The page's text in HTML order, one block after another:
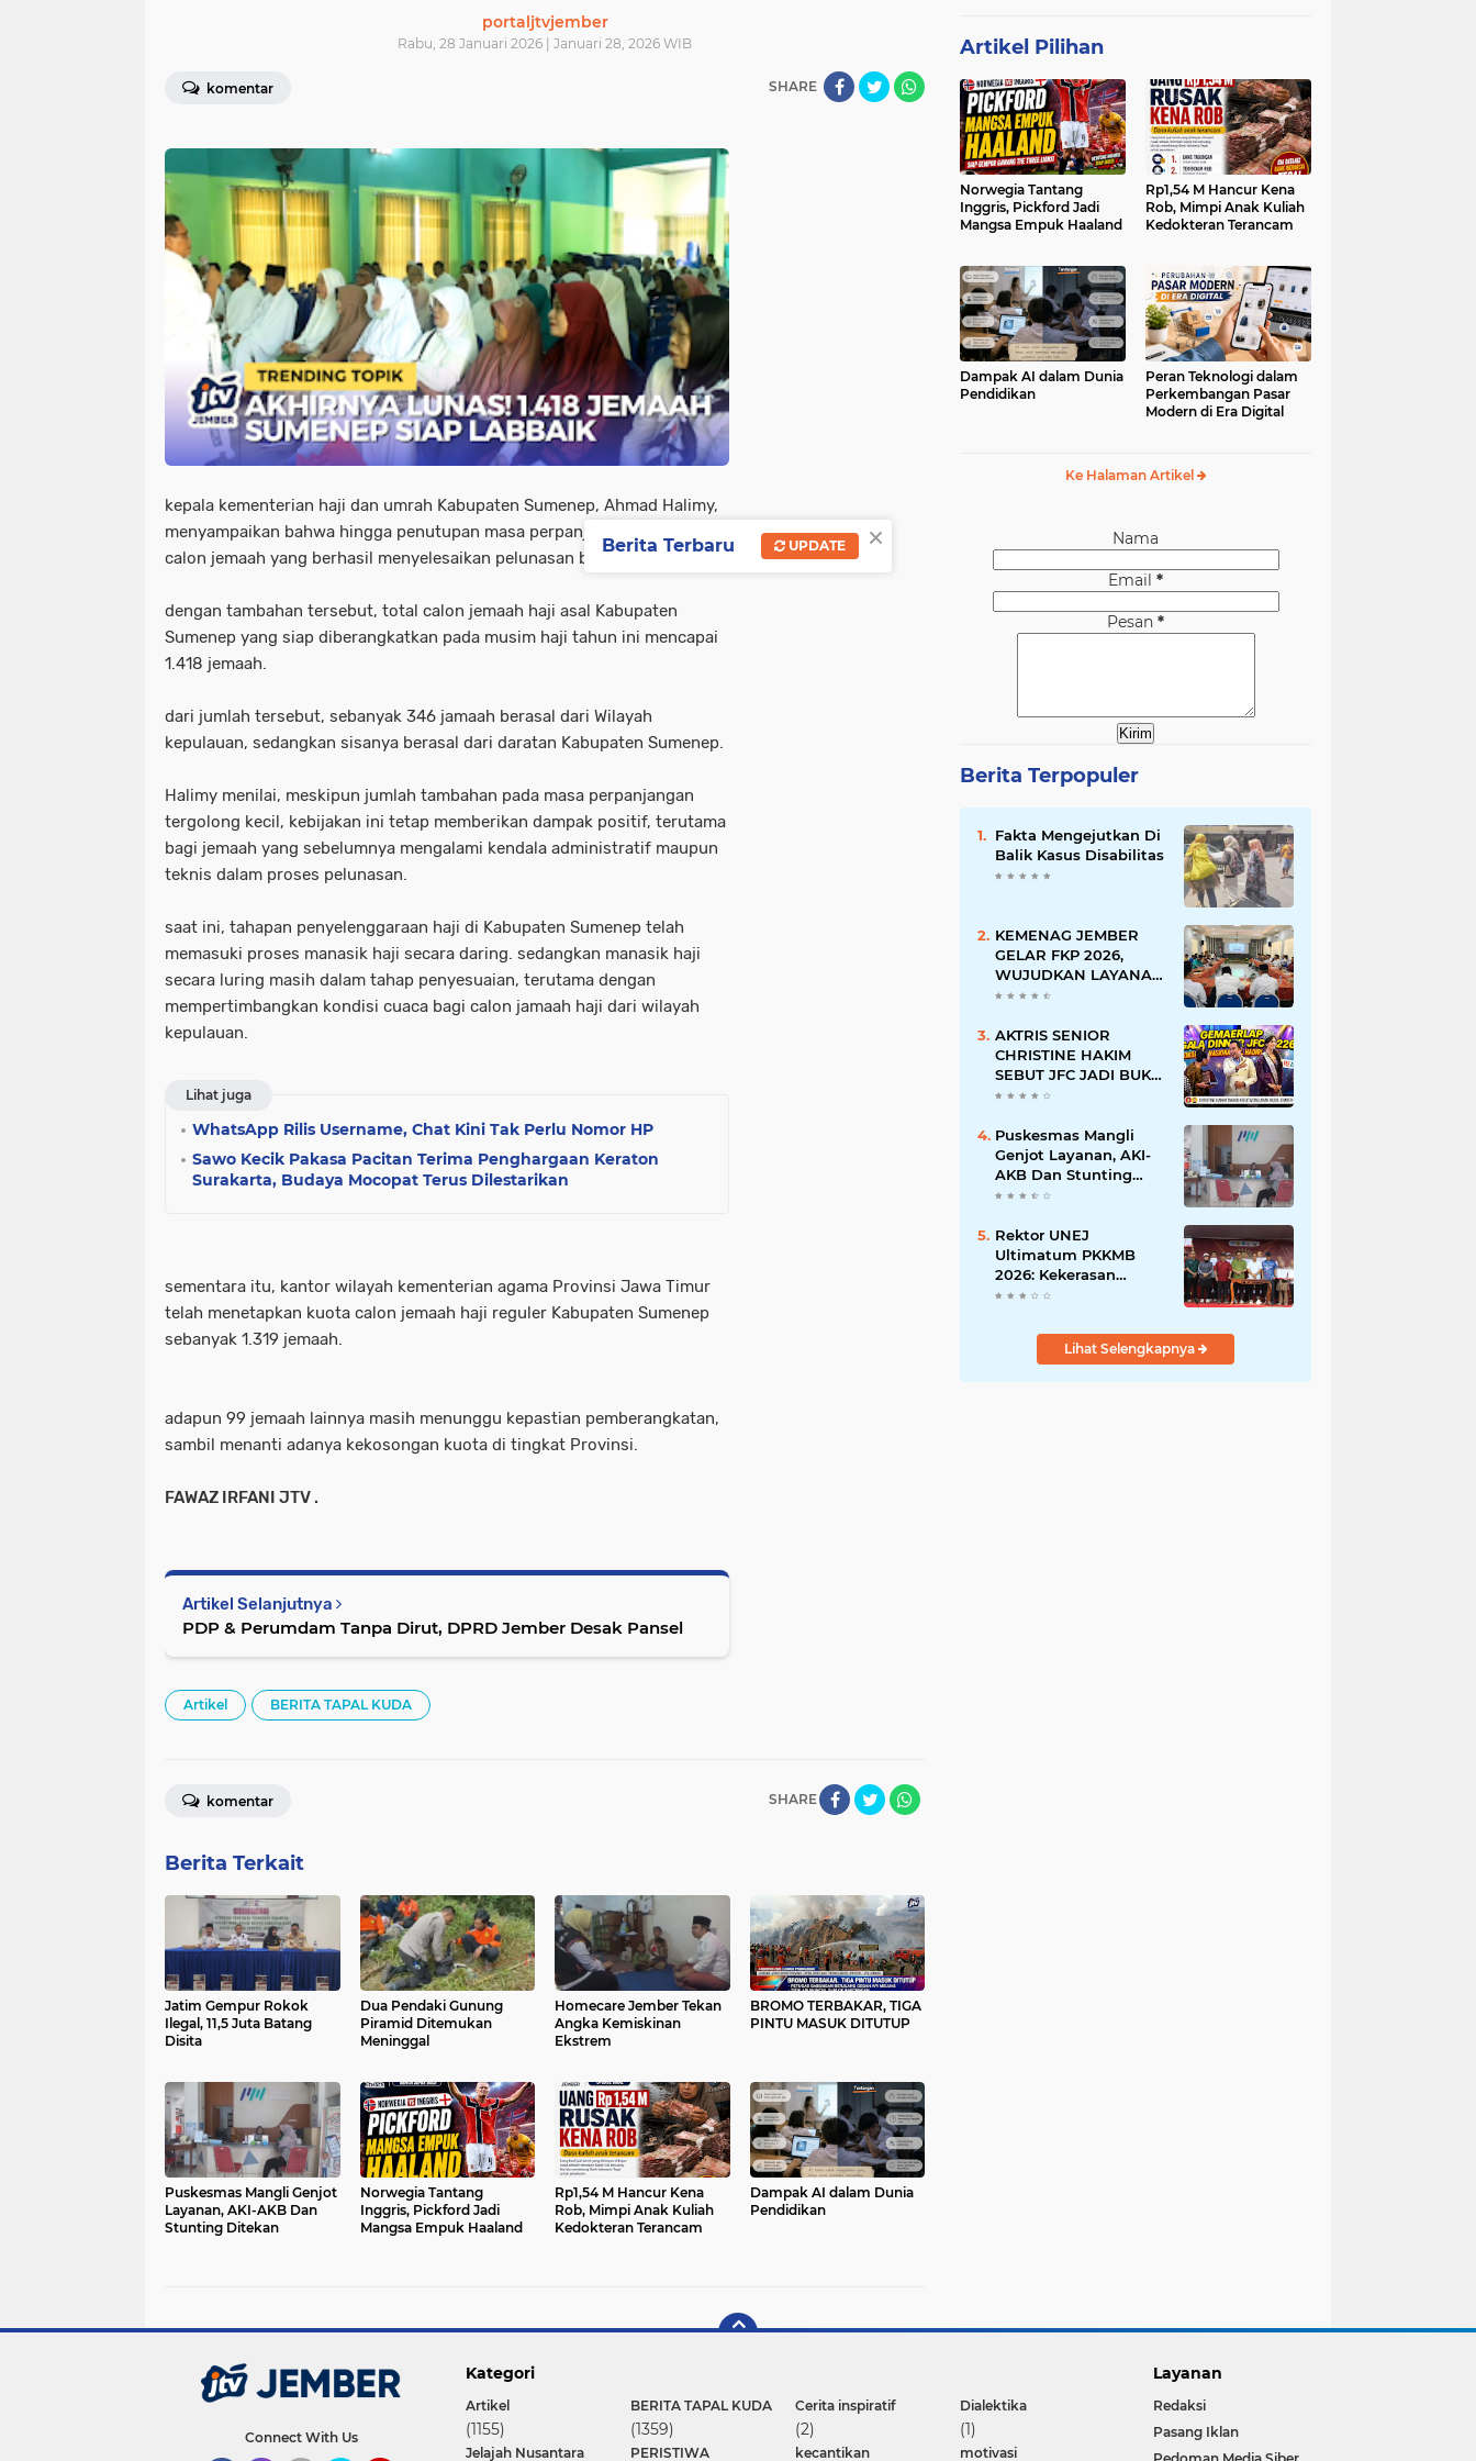
portaljtvjember
Rabu, 28 Januari 2026 | Januari 28, 2026 WIB
komentar SHARE
kepala kementerian haji dan umrah Kabupaten Sumenep, Ahmad Halimy,
menyampaikan bahwa hingga penutupan masa perpanjangan, hanya tiga
calon jemaah yang berhasil menyelesaikan pelunasan biaya haji.
dengan tambahan tersebut, total calon jemaah haji asal Kabupaten
Sumenep yang siap diberangkatkan pada musim haji tahun ini mencapai
1.418 jemaah.
dari jumlah tersebut, sebanyak 346 jamaah berasal dari Wilayah
kepulauan, sedangkan sisanya berasal dari daratan Kabupaten Sumenep.
Halimy menilai, meskipun jumlah tambahan pada masa perpanjangan
tergolong kecil, kebijakan ini tetap memberikan dampak positif, terutama
bagi jemaah yang sebelumnya mengalami kendala administratif maupun
teknis dalam proses pelunasan.
saat ini, tahapan penyelenggaraan haji di Kabupaten Sumenep telah
memasuki proses manasik haji secara daring. sedangkan manasik haji
secara luring masih dalam tahap penyesuaian, terutama dengan
mempertimbangkan kondisi cuaca bagi calon jamaah haji dari wilayah
kepulauan.
Lihat juga
WhatsApp Rilis Username, Chat Kini Tak Perlu Nomor HP
Sawo Kecik Pakasa Pacitan Terima Penghargaan Keraton
Surakarta, Budaya Mocopat Terus Dilestarikan
sementara itu, kantor wilayah kementerian agama Provinsi Jawa Timur
telah menetapkan kuota calon jemaah haji reguler Kabupaten Sumenep
sebanyak 1.319 jemaah.
adapun 99 jemaah lainnya masih menunggu kepastian pemberangkatan,
sambil menanti adanya kekosongan kuota di tingkat Provinsi.
FAWAZ IRFANI JTV .
Artikel Selanjutnya
PDP & Perumdam Tanpa Dirut, DPRD Jember Desak Pansel
Artikel BERITA TAPAL KUDA
SHARE
komentar
Berita Terkait
Jatim Gempur Rokok
Ilegal, 11,5 Juta Batang
Disita
Dua Pendaki Gunung
Piramid Ditemukan
Meninggal
Homecare Jember Tekan
Angka Kemiskinan
Ekstrem
BROMO TERBAKAR, TIGA
PINTU MASUK DITUTUP
Puskesmas Mangli Genjot
Layanan, AKI-AKB Dan
Stunting Ditekan
Norwegia Tantang
Inggris, Pickford Jadi
Mangsa Empuk Haaland
Rp1,54 M Hancur Kena
Rob, Mimpi Anak Kuliah
Kedokteran Terancam
Dampak AI dalam Dunia
Pendidikan
Artikel Pilihan
Norwegia Tantang
Inggris, Pickford Jadi
Mangsa Empuk Haaland
Rp1,54 M Hancur Kena
Rob, Mimpi Anak Kuliah
Kedokteran Terancam
Dampak AI dalam Dunia
Pendidikan
Peran Teknologi dalam
Perkembangan Pasar
Modern di Era Digital
Ke Halaman Artikel
Nama
Email *
Pesan *
Berita Terpopuler
Fakta Mengejutkan Di
Balik Kasus Disabilitas
KEMENAG JEMBER
GELAR FKP 2026,
WUJUDKAN LAYANAN
BERSINAR DAN
AKTRIS SENIOR
CHRISTINE HAKIM
SEBUT JFC JADI BUKTI
KREATIVITAS ANAK
Puskesmas Mangli
Genjot Layanan, AKI-
AKB Dan Stunting
Ditekan
Rektor UNEJ
Ultimatum PKKMB
2026: Kekerasan
Dilarang, Dekan Turun
Lihat Selengkapnya
Connect With Us
Kategori
Artikel
(1155)
BERITA TAPAL KUDA
(1359)
Cerita inspiratif
(2)
Dialektika
(1)
Jelajah Nusantara PERISTIWA kecantikan motivasi
Layanan
Redaksi
Pasang Iklan
×
Berita Terbaru UPDATE